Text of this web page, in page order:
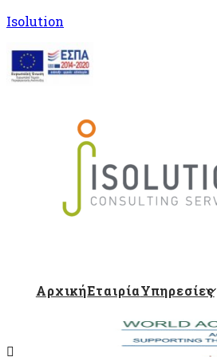
Isolution
ΑρχικήΕταιρίαΥπηρεσίες
Isolution Blog